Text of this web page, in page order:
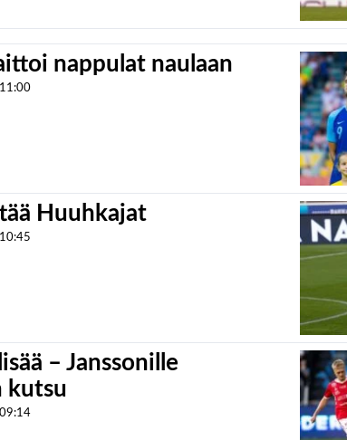
nappulat naulaan
11:00
Huuhkajat
10:45
– Janssonille
kutsu
09:14